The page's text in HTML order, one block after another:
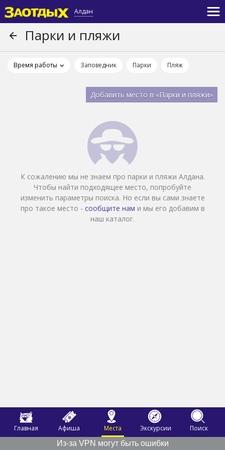
Алдан
Главная Афиша Места Экскурсии
Поиск
Из-за VPN могут быть ошибки
Парки и пляжи
Время работы Заповедник Парки Пляж
Добавить место в «Парки и пляжи»
К сожалению мы не знаем про парки и пляжи Алдана.
Чтобы найти подходящее место, попробуйте
изменить параметры поиска. Но если вы сами знаете
про такое место - сообщите нам и мы его добавим в
наш каталог.